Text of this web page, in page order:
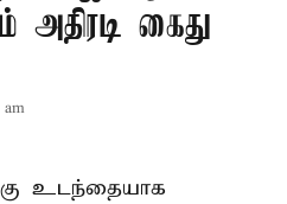
அதிரடி கைது
உடந்தையாக